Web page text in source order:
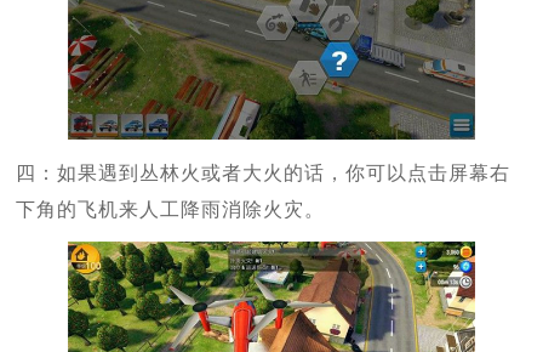
四：如果遇到丛林火或者大火的话，你可以点击屏幕右
下角的飞机来人工降雨消除火灾。